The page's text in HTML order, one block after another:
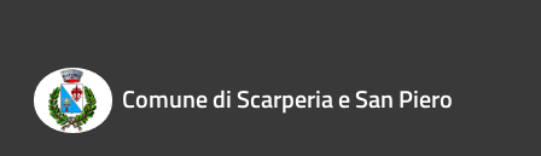
Comune di Scarperia e San Piero